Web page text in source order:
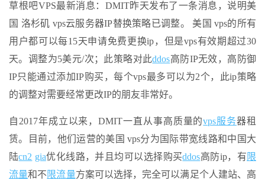
草根吧VPS最新消息：DMIT昨天发布了一条消息，说明美
国 洛杉矶 vps云服务器IP替换策略已调整。 美国 vps的所有
用户都可以每15天申请免费更换ip，但是vps有效期超过30
天。调整为5美元/次；此策略对此ddos高防IP无效，高防御
IP只能通过添加IP购买，每个vps最多可以为2个，此ip策略
的调整对需要经常更改IP的朋友非常好。
自2017年成立以来，DMIT一直从事高质量的vps服务器租
赁。目前，他们运营的美国 vps分为国际带宽线路和中国大
陆cn2 gia优化线路，并且均可以选择购买ddos高防ip，有 限
流量和不 限流量方案可以选择，完全可以满足个人建站、高